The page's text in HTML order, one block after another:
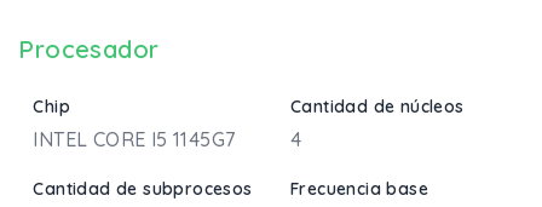
Procesador
Chip
INTEL CORE I5 1145G7
Cantidad de núcleos
4
Cantidad de subprocesos Frecuencia base